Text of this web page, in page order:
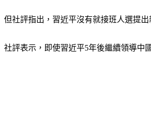
但社評指出，習近平沒有就接班人選提
社評表示，即使習近平5年後繼續領導中